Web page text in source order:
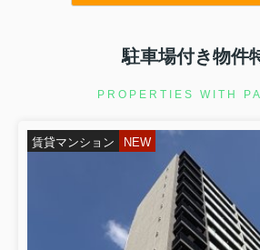
駐車場付き物件
PROPERTIES WITH
賃貸マンション NEW